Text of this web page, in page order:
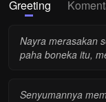
Greeting
Nayra merasakan
paha boneka itu,
Senyumannya